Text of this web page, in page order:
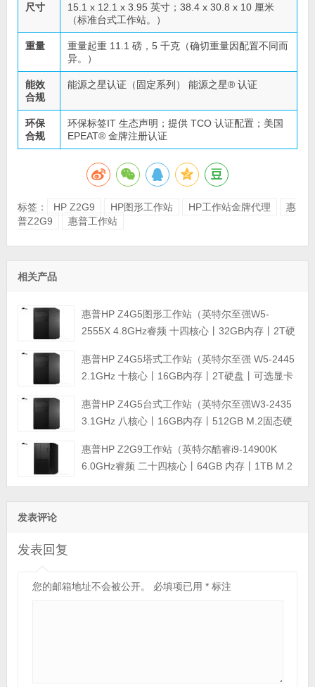
尺寸
15.1 x 12.1 x 3.95 英寸；38.4 x 30.8 x 10 厘米
（标准台式工作站。）
重量
重量起重 11.1 磅，5 千克（确切重量因配置不同而
异。）
能效
合规
能源之星认证（固定系列） 能源之星® 认证
环保
合规
环保标签IT 生态声明；提供 TCO 认证配置；美国
EPEAT® 金牌注册认证
标签： HP Z2G9 HP图形工作站 HP工作站金牌代理
惠
普Z2G9
惠普工作站
相关产品
惠普HP Z4G5图形工作站（英特尔至强W5-
2555X 4.8GHz睿频 十四核心丨32GB内存丨2T硬
惠普HP Z4G5塔式工作站（英特尔至强 W5-2445
2.1GHz 十核心丨16GB内存丨2T硬盘丨可选显卡
惠普HP Z4G5台式工作站（英特尔至强W3-2435
3.1GHz 八核心丨16GB内存丨512GB M.2固态硬
惠普HP Z2G9工作站（英特尔酷睿i9-14900K
6.0GHz睿频 二十四核心丨64GB 内存丨1TB M.2
发表评论
发表回复
您的邮箱地址不会被公开。 必填项已用 *标注